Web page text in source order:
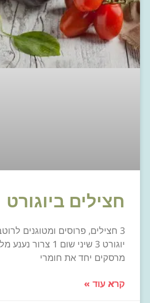
חצילים ביוגורט
יוגורט 3 שיני שום 1
מרסקים יחד את חומרי
קרא עוד »